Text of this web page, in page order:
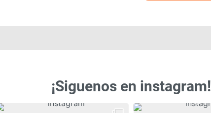
¡Siguenos en instagram!